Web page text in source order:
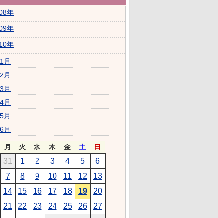
年
年
年
1月
2月
3月
4月
5月
6月
月 火 水 木 金 土 日
31 1 2 3 4 5
6
7
8 9 10 11 12
13
14
15 16 17 18 19
20
21
22 23 24 25 26
27